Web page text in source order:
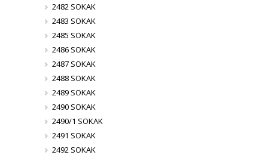
2482 SOKAK
2483 SOKAK
2485 SOKAK
2486 SOKAK
2487 SOKAK
2488 SOKAK
2489 SOKAK
2490 SOKAK
2490/1 SOKAK
2491 SOKAK
2492 SOKAK